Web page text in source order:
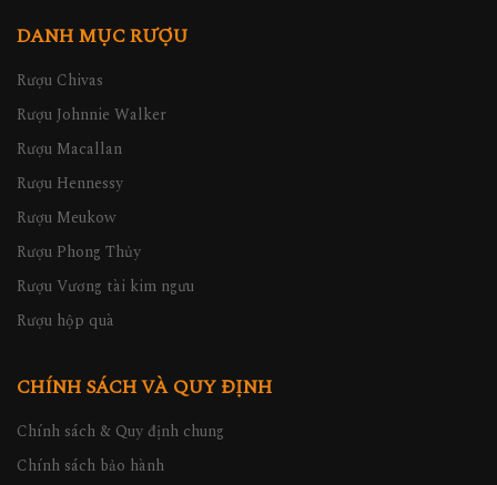
DANH MỤC RƯỢU
Rượu Chivas
Rượu Johnnie Walker
Rượu Macallan
Rượu Hennessy
Rượu Meukow
Rượu Phong Thủy
Rượu Vương tài kim ngưu
Rượu hộp quà
CHÍNH SÁCH VÀ QUY ĐỊNH
Chính sách & Quy định chung
Chính sách bảo hành